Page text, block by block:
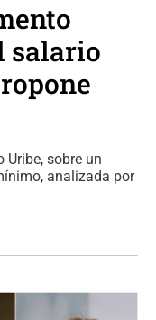
salario
Uribe, sobre un
analizada por